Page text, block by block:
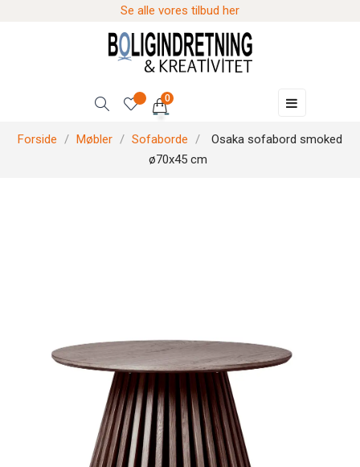
Se alle vores tilbud her
0
Skift
☰
Forside Møbler Sofaborde
Osaka sofabord smoked
ø70x45 cm